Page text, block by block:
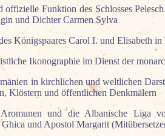
Funktion des Schlosses
und Dichter Carmen Sylva
Königspaares Carol I. und Elisabeth in
Ikonographie im Dienst der
in kirchlichen und weltlichen
Klöstern und öffentlichen Denkmälern
Aromunen und die Albanische Liga
und Apostol Margarit